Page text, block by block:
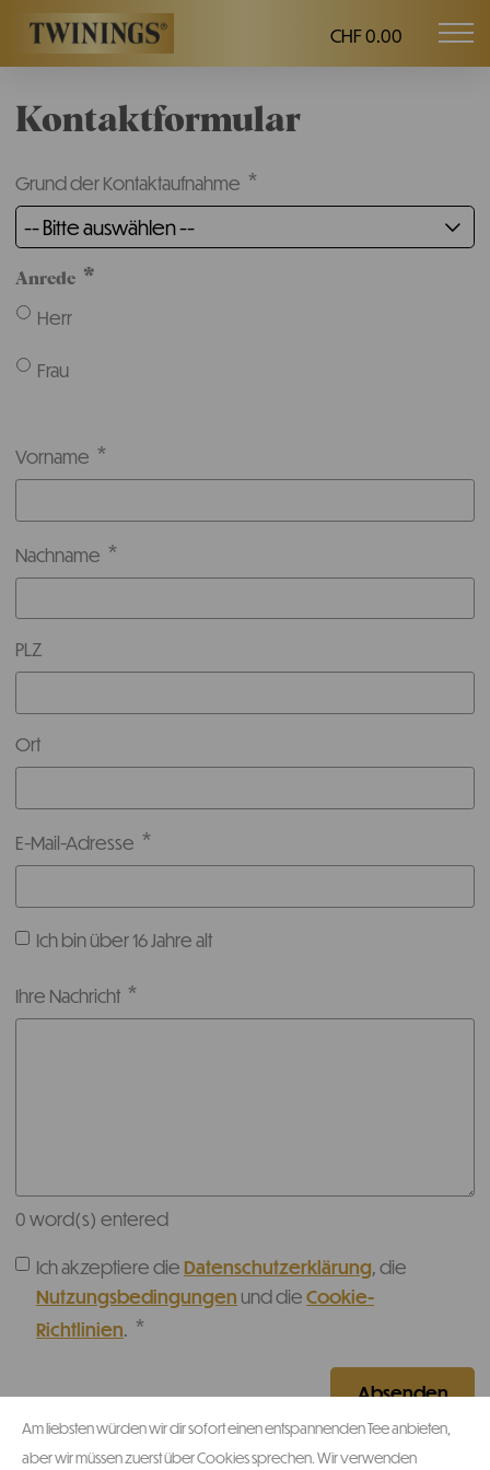
Twinings.ch
CHF 0.00
Kontaktformular
Grund der Kontaktaufnahme
-- Bitte auswählen --
Anrede
Herr
Frau
Vorname
Nachname
PLZ
Ort
E-Mail-Adresse
Ich bin über 16 Jahre alt
Ihre Nachricht
0word(s) entered
Ich akzeptiere dieDatenschutzerklärung, die
Nutzungsbedingungen und dieCookie-
Richtlinien.
Am liebsten würden wir dir sofort einen entspannenden Tee anbieten,
aber wir müssen zuerst über Cookies sprechen. Wir verwenden